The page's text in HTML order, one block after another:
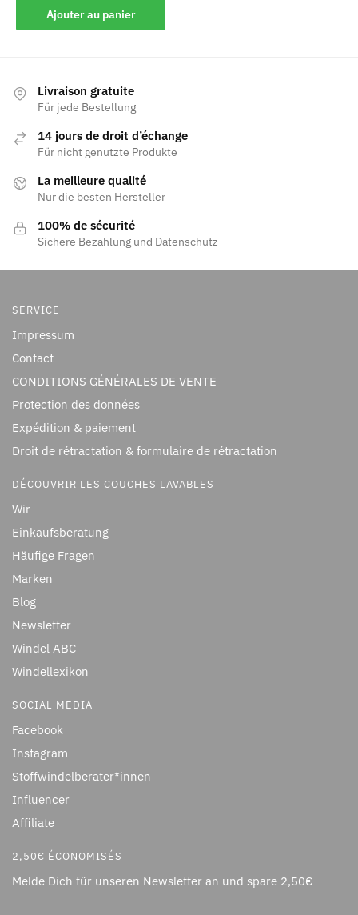
Ajouter au panier
Livraison gratuite
Für jede Bestellung
14 jours de droit d’échange
Für nicht genutzte Produkte
La meilleure qualité
Nur die besten Hersteller
100% de sécurité
Sichere Bezahlung und Datenschutz
SERVICE
Impressum
Contact
CONDITIONS GÉNÉRALES DE VENTE
Protection des données
Expédition & paiement
Droit de rétractation & formulaire de rétractation
DÉCOUVRIR LES COUCHES LAVABLES
Wir
Einkaufsberatung
Häufige Fragen
Marken
Blog
Newsletter
Windel ABC
Windellexikon
SOCIAL MEDIA
Facebook
Instagram
Stoffwindelberater*innen
Influencer
Affiliate
2,50€ ÉCONOMISÉS
Melde Dich für unseren Newsletter an und spare 2,50€